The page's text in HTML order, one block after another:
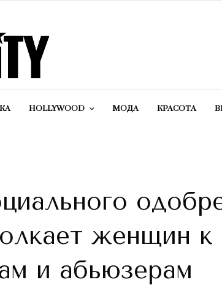
HOLLYWOOD МОДА КРАСОТA
женщин к
и абьюзерам